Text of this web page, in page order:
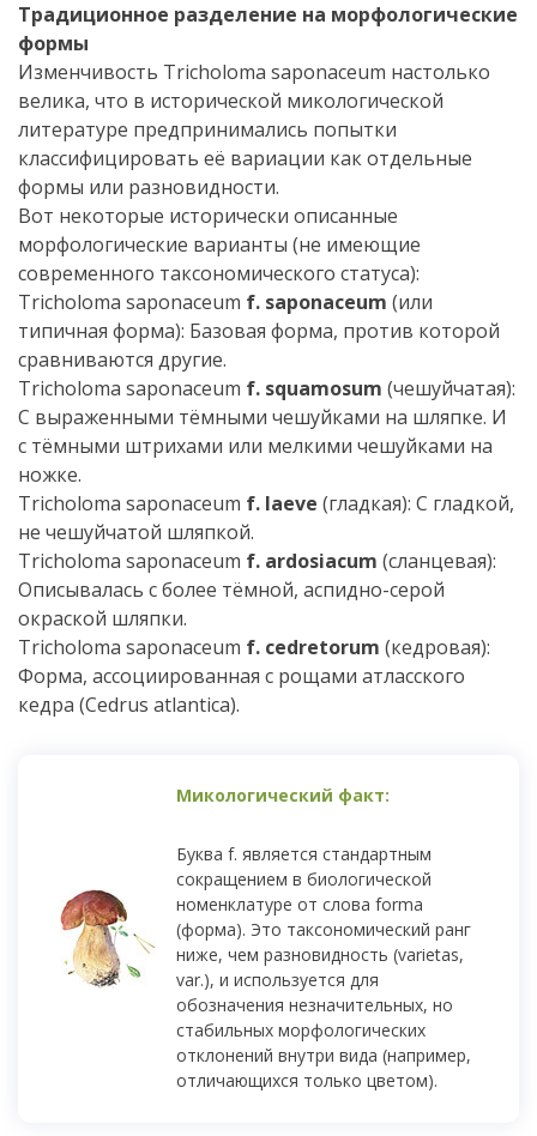
Традиционное разделение на морфологические
формы
Изменчивость Tricholoma saponaceum настолько
велика, что в исторической микологической
литературе предпринимались попытки
классифицировать её вариации как отдельные
формы или разновидности.
Вот некоторые исторически описанные
морфологические варианты (не имеющие
современного таксономического статуса):
Tricholoma saponaceum f. saponaceum (или
типичная форма): Базовая форма, против которой
сравниваются другие.
Tricholoma saponaceum f. squamosum (чешуйчатая):
С выраженными тёмными чешуйками на шляпке. И
с тёмными штрихами или мелкими чешуйками на
ножке.
Tricholoma saponaceum f. laeve (гладкая): С гладкой,
не чешуйчатой шляпкой.
Tricholoma saponaceum f. ardosiacum (сланцевая):
Описывалась с более тёмной, аспидно-серой
окраской шляпки.
Tricholoma saponaceum f. cedretorum (кедровая):
Форма, ассоциированная с рощами атласского
кедра (Cedrus atlantica).
Буква f. является стандартным
сокращением в биологической
номенклатуре от слова forma
(форма). Это таксономический ранг
ниже, чем разновидность (varietas,
var.), и используется для
обозначения незначительных, но
стабильных морфологических
отклонений внутри вида (например,
отличающихся только цветом).